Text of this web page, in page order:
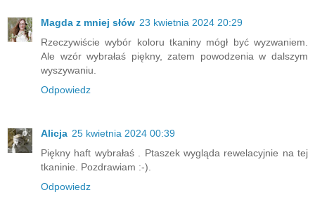
Magda z mniej słów 23 kwietnia 2024 20:29
Rzeczywiście wybór koloru tkaniny mógł być wyzwaniem.
Ale wzór wybrałaś piękny, zatem powodzenia w dalszym
wyszywaniu.
Odpowiedz
Alicja 25 kwietnia 2024 00:39
Piękny haft wybrałaś . Ptaszek wygląda rewelacyjnie na tej
tkaninie. Pozdrawiam :-).
Odpowiedz